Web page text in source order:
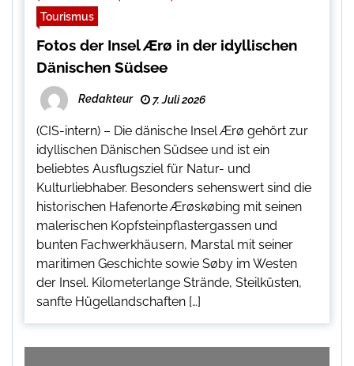
Tourismus
Fotos der Insel Ærø in der idyllischen
Dänischen Südsee
Redakteur 7. Juli 2026
(CIS-intern) – Die dänische Insel Ærø gehört zur
idyllischen Dänischen Südsee und ist ein
beliebtes Ausflugsziel für Natur- und
Kulturliebhaber. Besonders sehenswert sind die
historischen Hafenorte Ærøskøbing mit seinen
malerischen Kopfsteinpflastergassen und
bunten Fachwerkhäusern, Marstal mit seiner
maritimen Geschichte sowie Søby im Westen
der Insel. Kilometerlange Strände, Steilküsten,
sanfte Hügellandschaften […]